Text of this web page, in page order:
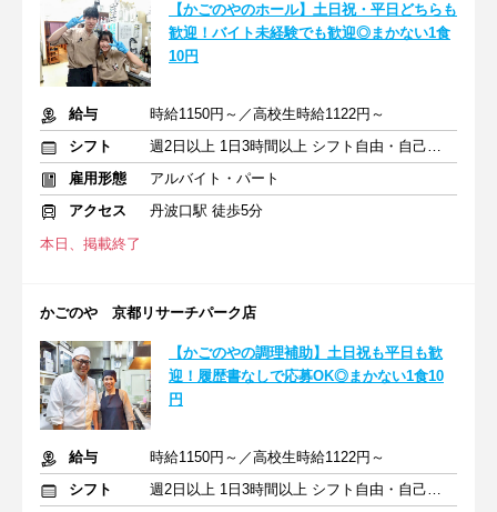
【かごのやのホール】土日祝・平日どちらも
歓迎！バイト未経験でも歓迎◎まかない1食
10円
給与
時給1150円～／高校生時給1122円～
シフト
週2日以上 1日3時間以上 シフト自由・自己申告
雇用形態
アルバイト・パート
アクセス
丹波口駅 徒歩5分
本日、掲載終了
かごのや 京都リサーチパーク店
【かごのやの調理補助】土日祝も平日も歓
迎！履歴書なしで応募OK◎まかない1食10
円
給与
時給1150円～／高校生時給1122円～
シフト
週2日以上 1日3時間以上 シフト自由・自己申告